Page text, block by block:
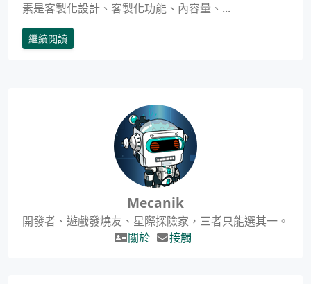
素是客製化設計、客製化功能、內容量、...
繼續閱讀
Mecanik
開發者、遊戲發燒友、星際探險家，三者只能選其一。
關於
接觸